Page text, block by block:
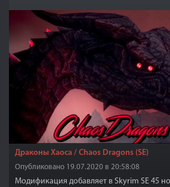
Драконы Хаоса / Chaos Dragons (SE)
Опубликовано 19.07.2020 в 20:58:08
Модификация добавляет в Skyrim SE 45